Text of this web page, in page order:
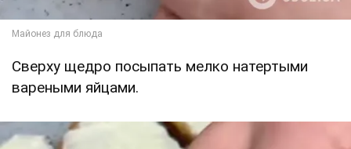
Сверху щедро посыпать мелко натертыми
вареными яйцами.